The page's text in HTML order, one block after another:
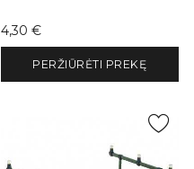
Kaina
4,30 €
PERŽIŪRĖTI PREKĘ